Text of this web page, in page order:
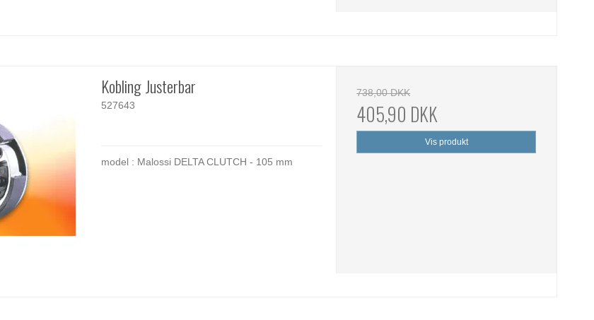
Kobling Justerbar
527643
model : Malossi DELTA CLUTCH - 105 mm
738,00 DKK
405,90 DKK
Vis produkt